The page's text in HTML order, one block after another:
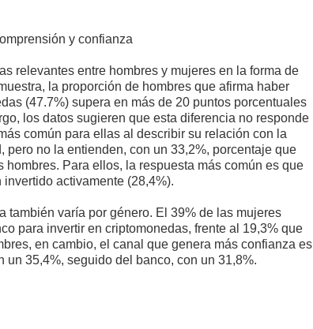
y confianza
relevantes entre hombres y mujeres en la forma de
la proporción de hombres que afirma haber
(47.7%) supera en más de 20 puntos porcentuales
los datos sugieren que esta diferencia no responde
común para ellas al describir su relación con la
pero no la entienden, con un 33,2%, porcentaje que
Para ellos, la respuesta más común es que
activamente (28,4%).
también varía por género. El 39% de las mujeres
para invertir en criptomonedas, frente al 19,3% que
en cambio, el canal que genera más confianza es
un 35,4%, seguido del banco, con un 31,8%.